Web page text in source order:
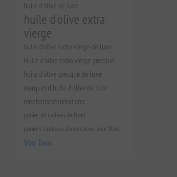
huile d'olive de luxe
huile d'olive extra
vierge
huile d'olive extra vierge de luxe
Huile d'olive extra vierge grecque
huile d'olive grecque de luxe
marques d'huile d'olive de luxe
méditerranéenmiel grec
panier de cadeau de Noël
paniers-cadeaux alimentaires pour Noël
Voir Tous